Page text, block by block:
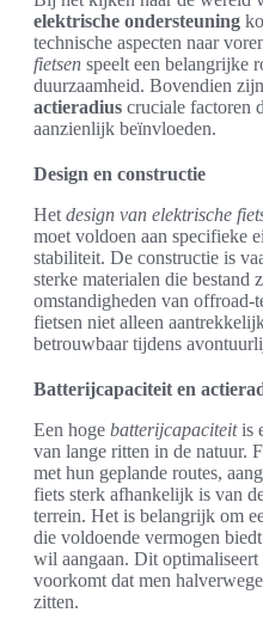
elektrische ondersteuning
technische aspecten naar
fietsen speelt een belangrijke
duurzaamheid. Bovendien zijn
actieradius cruciale factoren
aanzienlijk beïnvloeden.
Design en constructie
Het design van elektrische
moet voldoen aan specifieke
stabiliteit. De constructie is
sterke materialen die bestand
omstandigheden van
fietsen niet alleen
betrouwbaar tijdens
Batterijcapaciteit en
Een hoge batterijcapaciteitis
van lange ritten in de natuur.
met hun geplande routes,
fiets sterk afhankelijk is van
terrein. Het is belangrijk om
die voldoende vermogen
wil aangaan. Dit
voorkomt dat men
zitten.